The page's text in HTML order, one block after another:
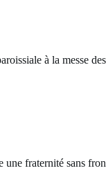
à la messe
une fraternité sans